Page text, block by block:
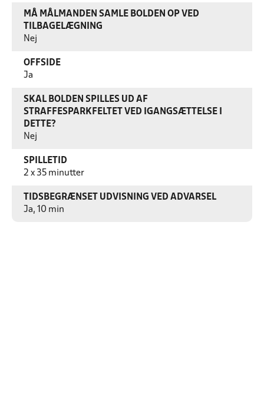
MÅ MÅLMANDEN SAMLE BOLDEN OP VED
TILBAGELÆGNING
Nej
OFFSIDE
Ja
SKAL BOLDEN SPILLES UD AF
STRAFFESPARKFELTET VED IGANGSÆTTELSE I
DETTE?
Nej
SPILLETID
2 x 35 minutter
TIDSBEGRÆNSET UDVISNING VED ADVARSEL
Ja, 10 min